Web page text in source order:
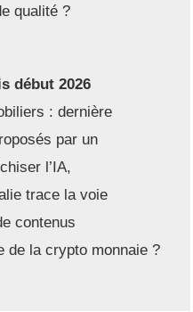
qualité ?
début 2026
: dernière
par un
l’IA,
trace la voie
contenus
de la crypto monnaie ?